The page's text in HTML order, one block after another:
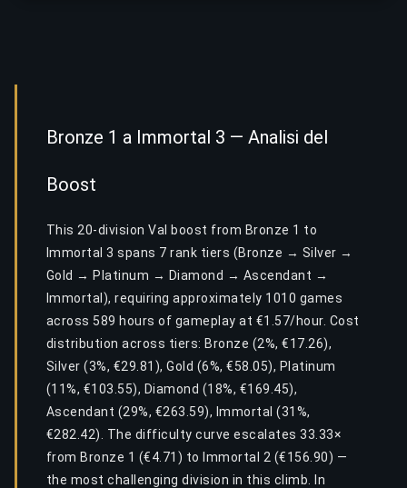
Bronze 1 a Immortal 3 — Analisi del
Boost
This 20-division Val boost from Bronze 1 to
Immortal 3 spans 7 rank tiers (Bronze → Silver →
Gold → Platinum → Diamond → Ascendant →
Immortal), requiring approximately 1010 games
across 589 hours of gameplay at €1.57/hour. Cost
distribution across tiers: Bronze (2%, €17.26),
Silver (3%, €29.81), Gold (6%, €58.05), Platinum
(11%, €103.55), Diamond (18%, €169.45),
Ascendant (29%, €263.59), Immortal (31%,
€282.42). The difficulty curve escalates 33.33×
from Bronze 1 (€4.71) to Immortal 2 (€156.90) —
the most challenging division in this climb. In